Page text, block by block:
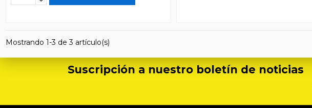
Mostrando 1-3 de 3 artículo(s)
Suscripción a nuestro boletín de noticias